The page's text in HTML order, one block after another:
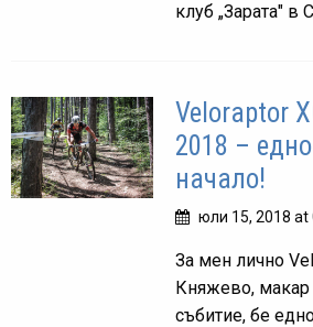
клуб „Зарата" в
Veloraptor
2018 –
начало!
юли 15, 2018 at
За мен лично
Княжево,
събитие, бе